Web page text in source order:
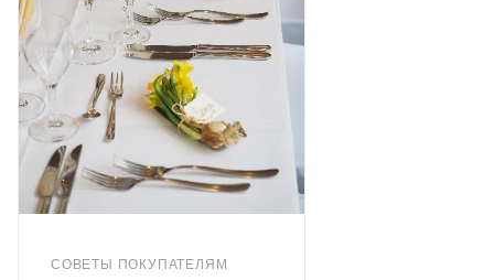
СОВЕТЫ ПОКУПАТЕЛЯМ